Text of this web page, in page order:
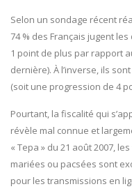
Selon un sondage récent
74 % des Français jugent
1 point de plus par rapport
dernière). À l’inverse, ils
(soit une progression de 4
Pourtant, la fiscalité qui
révèle mal connue et
« Tepa » du 21 août 2007,
mariées ou pacsées sont
pour les transmissions en